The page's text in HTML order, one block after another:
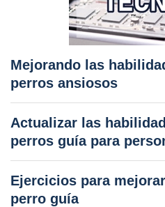
Mejorando las
perros ansiosos
Actualizar las
perros guía para
Ejercicios para
perro guía